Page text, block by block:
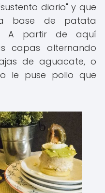
diario" y que
base de patata
A partir de aquí
capas alternando
de aguacate, o
le puse pollo que